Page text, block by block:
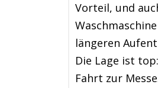
Vorteil, und
längeren
Die Lage ist
Fahrt zur